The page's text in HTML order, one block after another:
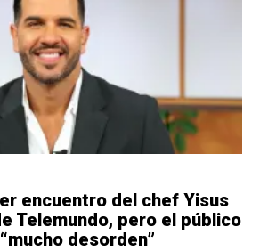
encuentro del chef Yisus
Telemundo, pero el público
desorden”